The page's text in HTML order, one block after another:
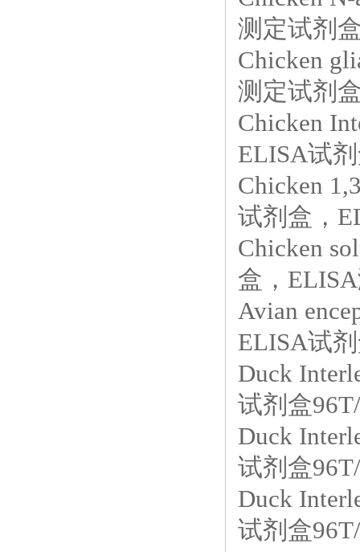
测定试剂
Chicken
测定试剂
Chicken
ELISA试
Chicken
试剂盒，
Chicken
盒，
Avian
ELISA试
Duck
试剂盒
Duck
试剂盒
Duck
试剂盒